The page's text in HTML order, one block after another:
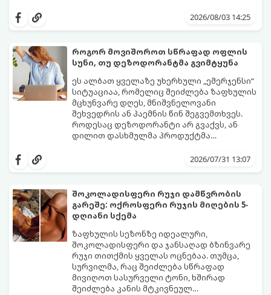
გამონაყარი, კანის გაღიზიანება და
კანის ჯანმრთელობისთვის - ტრადიციული
2026/08/03 14:25
როგორ მოვიშოროთ სწრაფად ოფლის
სუნი, თუ დეზოდორანტმა გვიმტყუნა
ეს ალბათ ყველაზე უხერხული „ემერჯენსი“
სიტუაციაა, რომელიც შეიძლება ზაფხულის
მცხუნვარე დღეს, მნიშვნელოვანი
შეხვედრის ან პაემნის წინ შეგვემთხვეს.
როდესაც დეზოდორანტი არ გვაქვს, ან
დილით დასხმულმა პროდუქტმა
იღლიებში უსიამოვნო სუნი გაჩნდა,
სუნი არ აქვს. სუნს აჩენენ ბაქტერიები,
შესაბამისად, ჩვენი მიზანია ამ
ბაქტერიების განადგურება და კანის
გამოშრობა.
აი, 5 ყველაზე ეფექტური,
აპრობირებული და ნაცადი ხერხი,
რომლებიც ნებისმიერ ოფისში, კაფესა
თუ საზოგადოებრივ ტუალეტში, სულ
რაღაც 2 წუთში გადაგარჩენთ:
2026/07/31 13:07
შოკოლადისფერი რუჯი დამწვრობის
გარეშე: ოქროსფერი რუჯის მიღების 5-
დღიანი სქემა
ზაფხულის სეზონზე იდეალური,
შოკოლადისფერი და ჯანსაღად ბზინვარე
რუჯი თითქმის ყველას ოცნებაა. თუმცა,
სურვილმა, რაც შეიძლება სწრაფად
მივიღოთ სასურველი ტონი, ხშირად
შეიძლება კანის მტკივნეულ